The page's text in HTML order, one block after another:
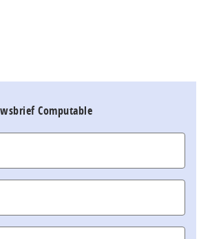
Computable